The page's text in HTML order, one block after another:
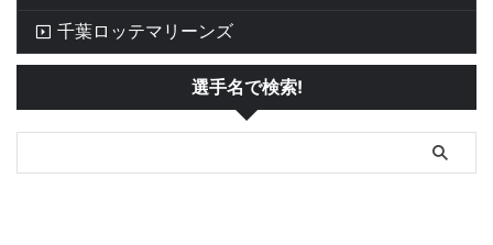
千葉ロッテマリーンズ
選手名で検索!